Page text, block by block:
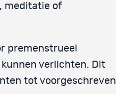
meditatie of
premenstrueel
verlichten. Dit
tot voorgeschreven